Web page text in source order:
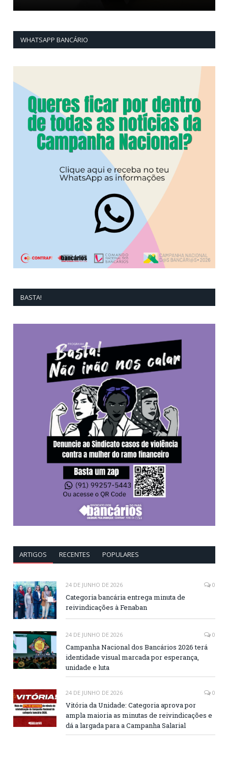
WHATSAPP BANCÁRIO
BASTA!
ARTIGOS RECENTES POPULARES
24 DE JUNHO DE 2026 0
Categoria bancária entrega minuta de
reivindicações à Fenaban
24 DE JUNHO DE 2026 0
Campanha Nacional dos Bancários 2026 terá
identidade visual marcada por esperança,
unidade e luta
24 DE JUNHO DE 2026 0
Vitória da Unidade: Categoria aprova por
ampla maioria as minutas de reivindicações e
dá a largada para a Campanha Salarial